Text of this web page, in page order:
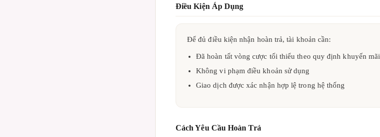
Điều Kiện Áp Dụng
Để đủ điều kiện nhận hoàn trả, tài khoản cần:
Đã hoàn tất vòng cược tối thiểu theo quy định khuyến mãi
Không vi phạm điều khoản sử dụng
Giao dịch được xác nhận hợp lệ trong hệ thống
Cách Yêu Cầu Hoàn Trả